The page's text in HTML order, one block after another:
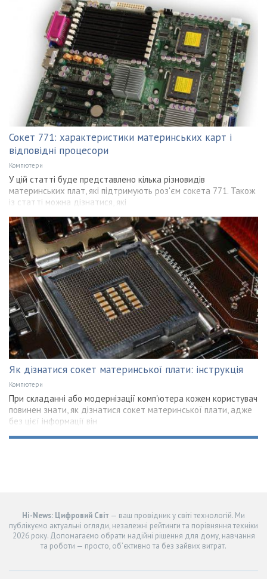
Сокет 771: характеристики материнських карт і
відповідні процесори
Компютери
У цій статті буде представлено кілька різновидів
материнських плат, які підтримують роз'єм сокета 771. Також
із статті можна дізнатися, які
Як дізнатися сокет материнської плати: інструкція
Компютери
При складанні або модернізації комп'ютера кожен користувач
повинен знати, як дізнатися сокет материнської плати, адже
без цієї інформації він
Hi-News: Цифровий Світ — ваш провідник у світі технологій. Ми
публікуємо актуальні огляди, незалежні рейтинги та порівняння техніки
2026 року. Допомагаємо обрати надійні рішення для дому, навчання
та роботи — просто, об’єктивно та без зайвих витрат.